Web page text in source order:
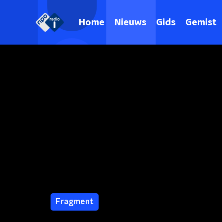
Home Nieuws Gids Gemist
Fragment